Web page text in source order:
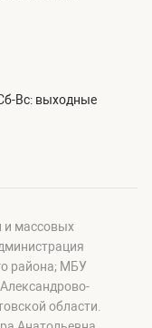
Вс: выходные
и массовых
района; МБУ
области.